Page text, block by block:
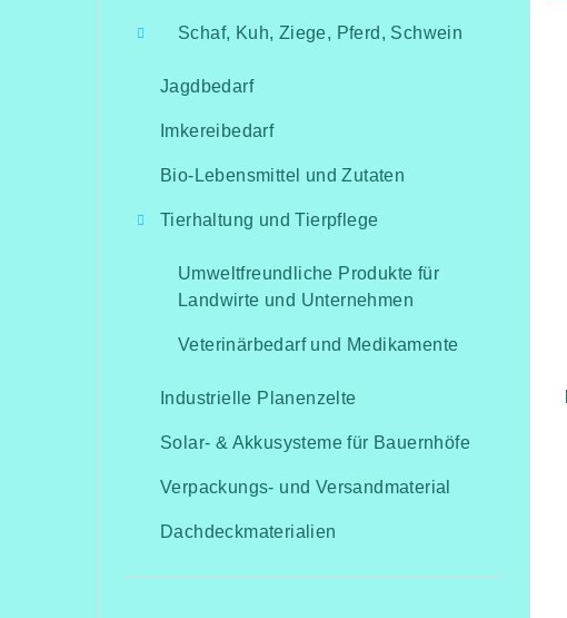
Schaf, Kuh, Ziege, Pferd, Schwein
Jagdbedarf
Imkereibedarf
Bio-Lebensmittel und Zutaten
Tierhaltung und Tierpflege
Umweltfreundliche Produkte für
Landwirte und Unternehmen
Veterinärbedarf und Medikamente
Industrielle Planenzelte
Solar- & Akkusysteme für Bauernhöfe
Verpackungs- und Versandmaterial
Dachdeckmaterialien